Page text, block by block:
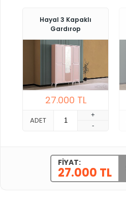
Hayal 3 Kapaklı
Gardırop
27.000 TL
ADET
+
-
FIYAT:
27.000 TL